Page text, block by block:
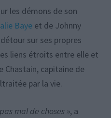
les démons de son
Bayeet de Johnny
sur ses propres
liens étroits entre elle et
Chastain, capitaine de
par la vie.
mal de choses », a